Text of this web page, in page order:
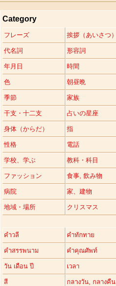
Category
フレーズ 挨拶（あいさつ）
代名詞 形容詞
年月日 時間
色 朝昼晩
季節 家族
干支・十二支 占いの星座
身体（からだ） 指
性格 電話
学校、学ぶ 教科・科目
ファッション 食事, 飲み物
病院 家、建物
地域・場所 クリスマス
คำวลี คำทักทาย
คำสรรพนาม คำคุณศัพท์
วัน เดือน ปี เวลา
สี กลางวัน, กลางคืน